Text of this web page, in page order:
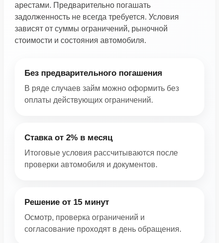
арестами. Предварительно погашать
задолженность не всегда требуется. Условия
зависят от суммы ограничений, рыночной
стоимости и состояния автомобиля.
Без предварительного погашения
В ряде случаев займ можно оформить без
оплаты действующих ограничений.
Ставка от 2% в месяц
Итоговые условия рассчитываются после
проверки автомобиля и документов.
Решение от 15 минут
Осмотр, проверка ограничений и
согласование проходят в день обращения.